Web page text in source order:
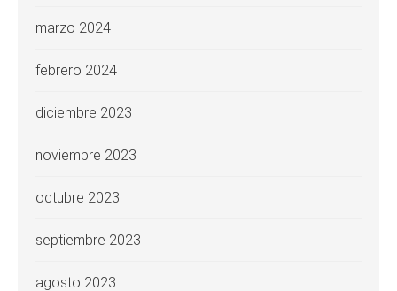
marzo 2024
febrero 2024
diciembre 2023
noviembre 2023
octubre 2023
septiembre 2023
agosto 2023